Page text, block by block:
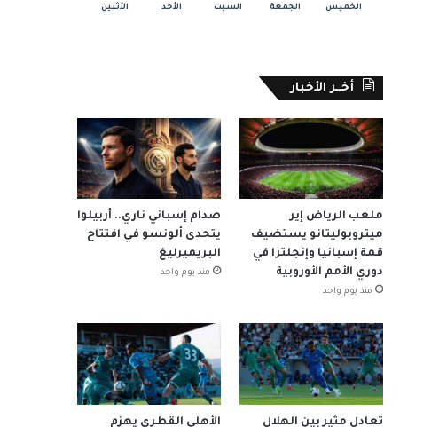
الخميس الجمعة السبت الأحد الأثنين
أخــر الأخبار
ملعب الرياض إير
ميتروبوليتانو يستضيف
قمة إسبانيا وإنجلترا في
دوري الأمم الأوروبية
منذ يوم واحد
صدام إسباني ناري.. أربيلوا
يتحدى ألونسو في افتتاح
البريميرليغ
منذ يوم واحد
تعادل مثير بين الهلال الأهلي القطري يهزم